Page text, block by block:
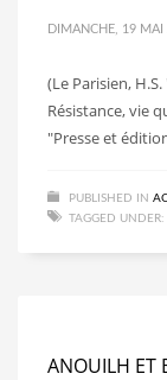
DIMANCHE, 19 MAI
(Le Parisien,
Résistance, vie
"Presse et
PUBLISHED IN
TAGGED UNDER:
ANOUILH ET